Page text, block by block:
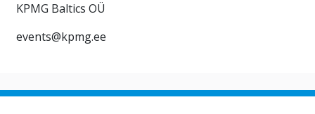
KPMG Baltics OÜ
events@kpmg.ee